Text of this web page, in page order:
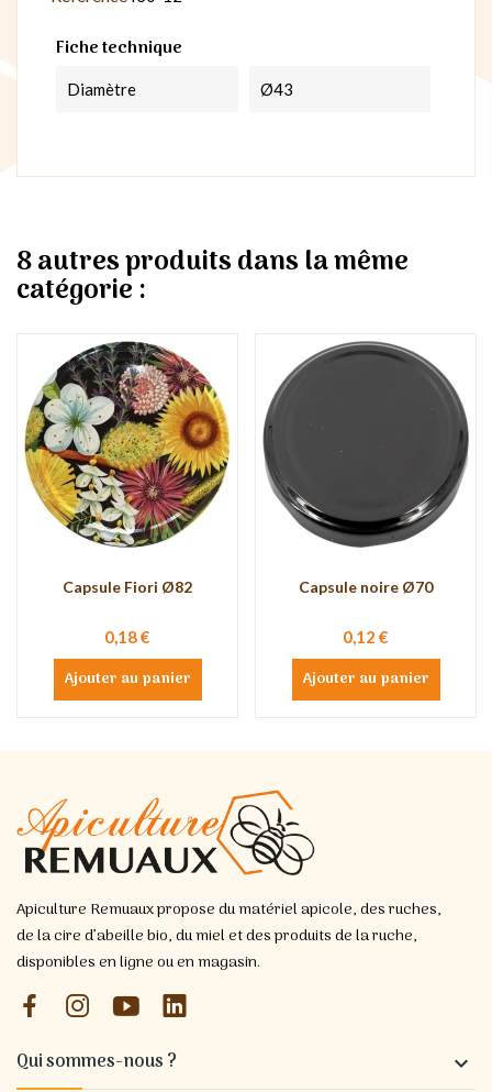
Fiche technique
Diamètre Ø43
8 autres produits dans la même
catégorie :
Capsule Fiori Ø82
0,18 €
Ajouter au panier
Capsule noire Ø70
0,12 €
Ajouter au panier
Apiculture Remuaux propose du matériel apicole, des ruches,
de la cire d’abeille bio, du miel et des produits de la ruche,
disponibles en ligne ou en magasin.
Qui sommes-nous ? 